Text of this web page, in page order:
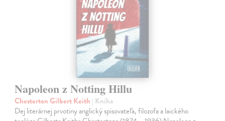
Napoleon z Notting Hillu
Chesterton Gilbert Keith | Kniha
Dej literárnej prvotiny anglický spisovateľa, filozofa a laického